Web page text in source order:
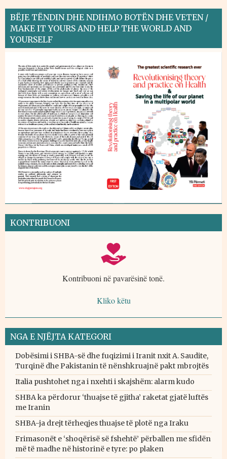
BËJE TËNDIN DHE NDIHMO BOTËN DHE VETEN /
MAKE IT YOURS AND HELP THE WORLD AND
YOURSELF
KONTRIBUONI
Kontribuoni në pavarësinë tonë.
Kliko këtu
NGA E NJËJTA KATEGORI
Dobësimi i SHBA-së dhe fuqizimi i Iranit nxit A. Saudite,
Turqinë dhe Pakistanin të nënshkruajnë pakt mbrojtës
Italia pushtohet nga i nxehti i skajshëm: alarm kudo
SHBA ka përdorur ‘thuajse të gjitha’ raketat gjatë luftës
me Iranin
SHBA-ja drejt tërheqjes thuajse të plotë nga Iraku
Frimasonët e ‘shoqërisë së fshehtë’ përballen me sfidën
më të madhe në historinë e tyre: po plaken